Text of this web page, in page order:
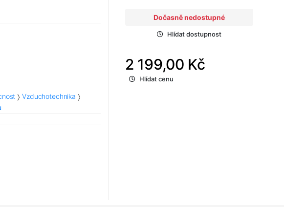
Vzduchotechnika
Dočasně nedostupné
Hlídat dostupnost
2 199,00 Kč
Hlídat cenu